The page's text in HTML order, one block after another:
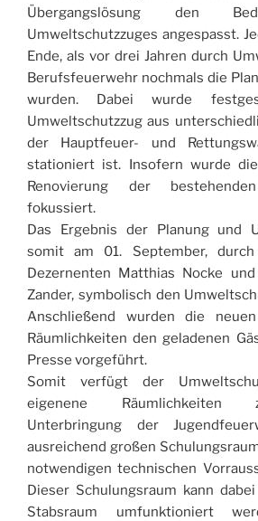
Übergangslösung den
Umweltschutzzuges angespasst.
Ende, als vor drei Jahren durch
Berufsfeuerwehr nochmals die
wurden. Dabei wurde
Umweltschutzzug aus
der Hauptfeuer- und
stationiert ist. Insofern wurde
Renovierung der
fokussiert.
Das Ergebnis der Planung und
somit am 01. September,
Dezernenten Matthias Nocke
Zander, symbolisch den
Anschließend wurden die
Räumlichkeiten den geladenen
Presse vorgeführt.
Somit verfügt der
eigenene Räumlichkeiten
Unterbringung der
ausreichend großen
notwendigen technischen
Dieser Schulungsraum kann
Stabsraum umfunktioniert